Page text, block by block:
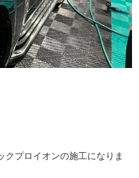
クプロイオンの施工になりま